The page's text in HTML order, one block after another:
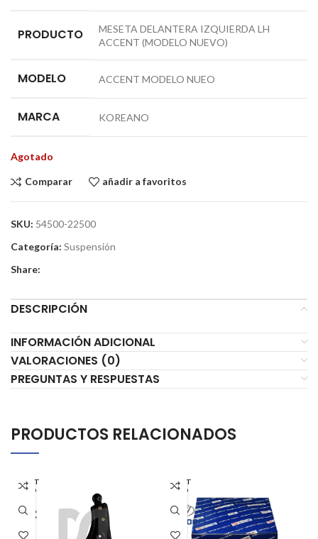
PRODUCTO
MESETA DELANTERA IZQUIERDA LH
ACCENT (MODELO NUEVO)
MODELO ACCENT MODELO NUEO
MARCA KOREANO
Agotado
Comparar añadir a favoritos
SKU: 54500-22500
Categoría: Suspensión
Share:
DESCRIPCIÓN
INFORMACIÓN ADICIONAL
VALORACIONES (0)
PREGUNTAS Y RESPUESTAS
PRODUCTOS RELACIONADOS
AGOT
ADO
AGOT
ADO